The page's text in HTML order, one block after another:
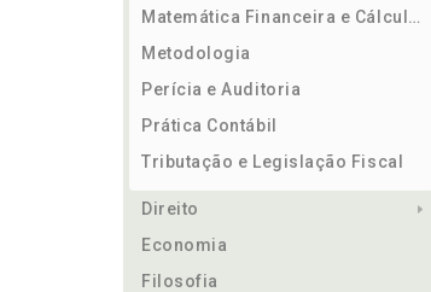
Matemática Financeira e Cálculos
Metodologia
Perícia e Auditoria
Prática Contábil
Tributação e Legislação Fiscal
Direito
Economia
Filosofia